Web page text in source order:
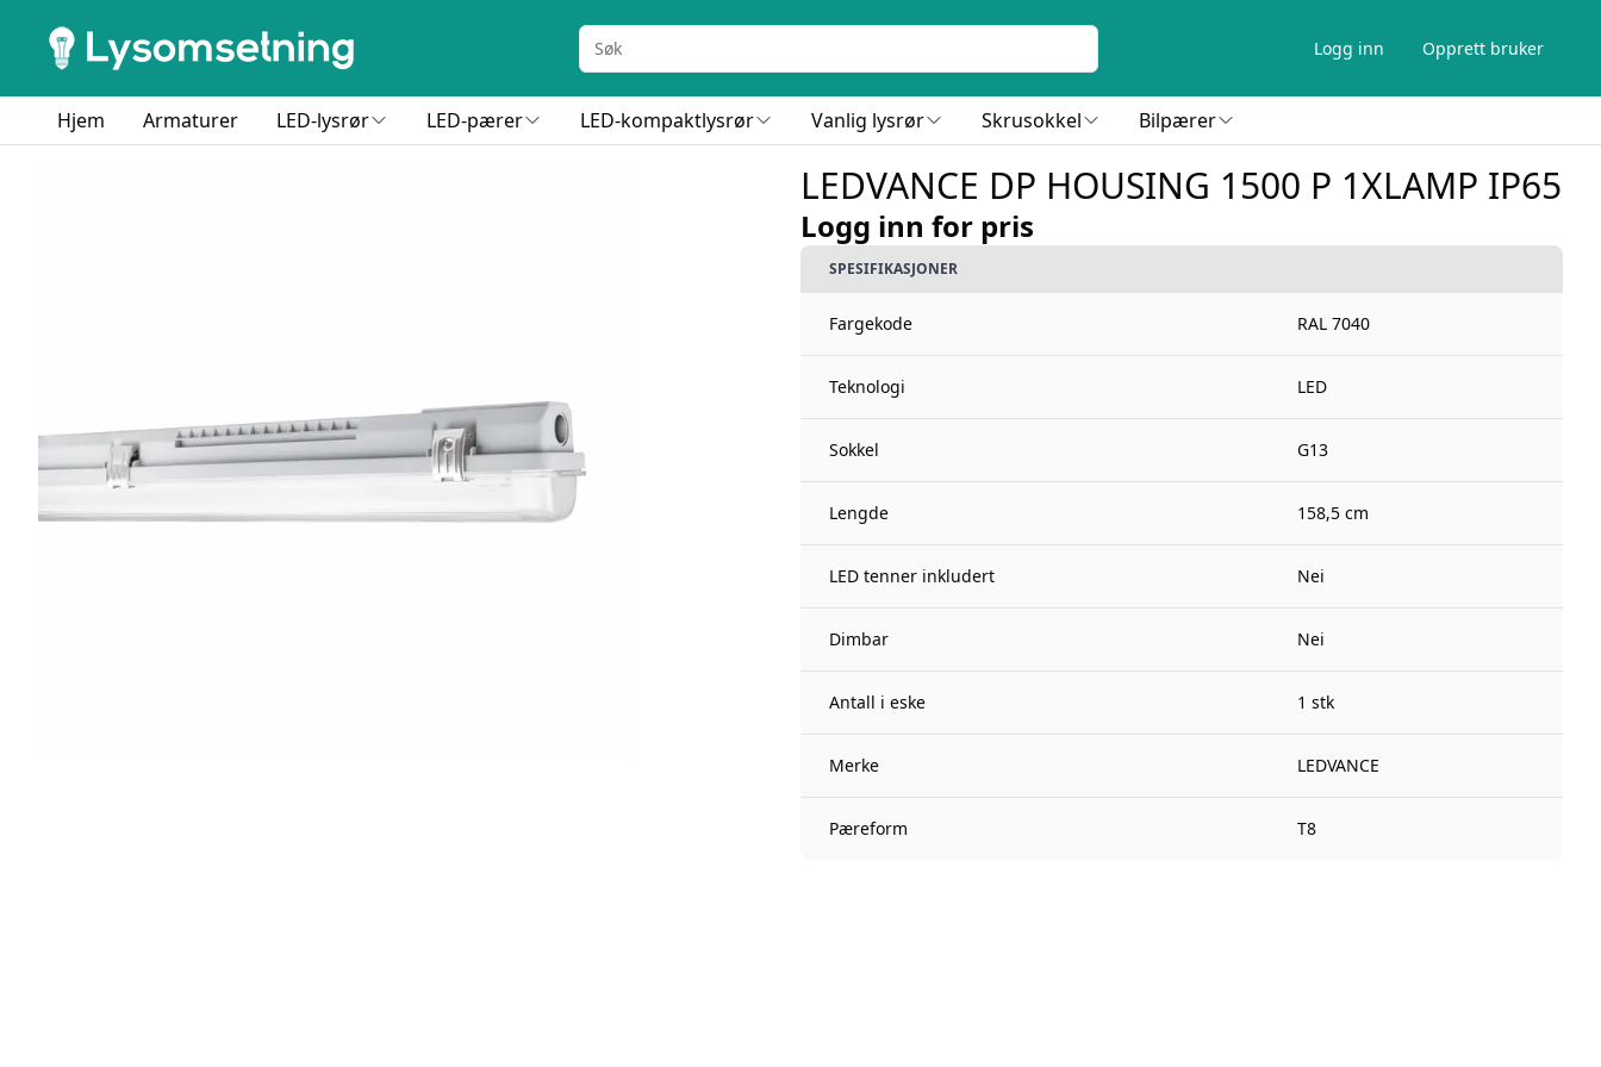
Logg inn Opprett bruker
Hjem Armaturer LED-lysrør LED-pærer LED-kompaktlysrør Vanlig lysrør Skrusokkel Bilpærer
LEDVANCE DP HOUSING 1500 P 1XLAMP IP65
Logg inn for pris
SPESIFIKASJONER
Fargekode RAL 7040
Teknologi LED
Sokkel G13
Lengde 158,5 cm
LED tenner inkludert Nei
Dimbar Nei
Antall i eske 1 stk
Merke LEDVANCE
Pæreform T8